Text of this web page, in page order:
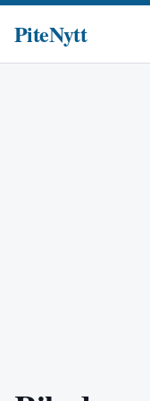
PiteNytt